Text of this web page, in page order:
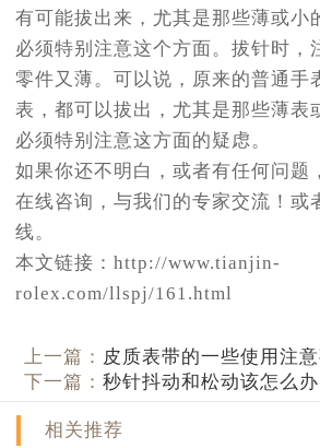
有可能拔出来，尤其是那些薄或小
必须特别注意这个方面。拔针时，
零件又薄。可以说，原来的普通手
表，都可以拔出，尤其是那些薄表
必须特别注意这方面的疑虑。
如果你还不明白，或者有任何问题
在线咨询，与我们的专家交流！或
线。
本文链接：http://www.tianjin-
rolex.com/llspj/161.html
上一篇： 皮质表带的一些使用注
下一篇：秒针抖动和松动该怎么办
相关推荐